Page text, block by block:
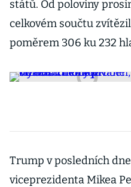
států. Od poloviny
celkovém součtu
poměrem 306 ku 232
Trump v posledních
viceprezidenta Mikea